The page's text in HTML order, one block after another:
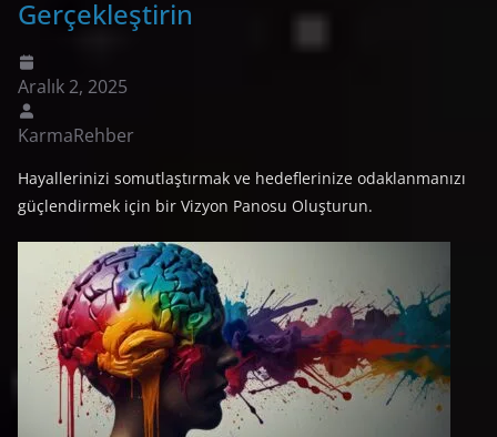
Gerçekleştirin
Aralık 2, 2025
KarmaRehber
Hayallerinizi somutlaştırmak ve hedeflerinize odaklanmanızı
güçlendirmek için bir Vizyon Panosu Oluşturun.